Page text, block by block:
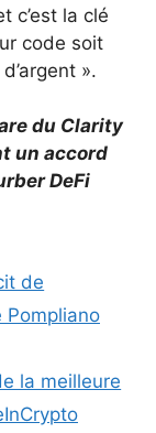
c’est la clé
code soit
».
du Clarity
un accord
DeFi
de
Pompliano
la meilleure